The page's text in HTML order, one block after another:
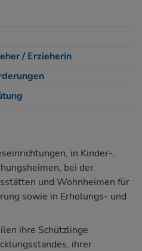
/ Erzieherin
in Kinder-,
bei der
und Wohnheimen für
sowie in Erholungs- und
ihre Schützlinge
ihrer